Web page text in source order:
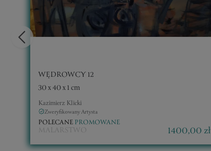
WĘDROWCY 12
30 x 40 x 1 cm
Kazimierz Klicki
Zweryfikowany Artysta
POLECANE PROMOWANE
MALARSTWO 1400,00 zł